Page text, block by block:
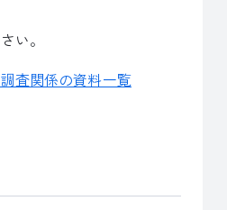
い。
査関係の資料一覧